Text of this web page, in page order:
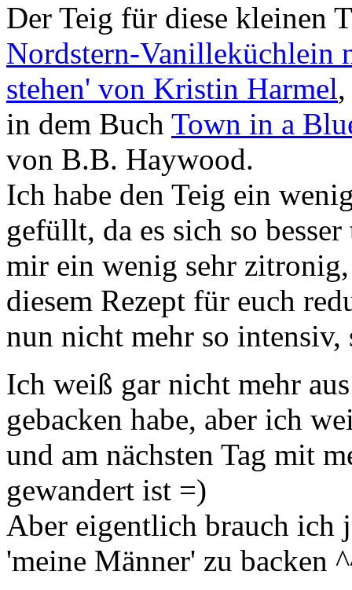
Der Teig für diese kleinen
Nordstern-Vanilleküchlein
stehen' von Kristin Harmel
in dem Buch Town in a
von B.B. Haywood.
Ich habe den Teig ein
gefüllt, da es sich so
mir ein wenig sehr
diesem Rezept für euch
nun nicht mehr so
Ich weiß gar nicht mehr
gebacken habe, aber ich
und am nächsten Tag mit
gewandert ist =)
Aber eigentlich brauch ich
'meine Männer' zu backen